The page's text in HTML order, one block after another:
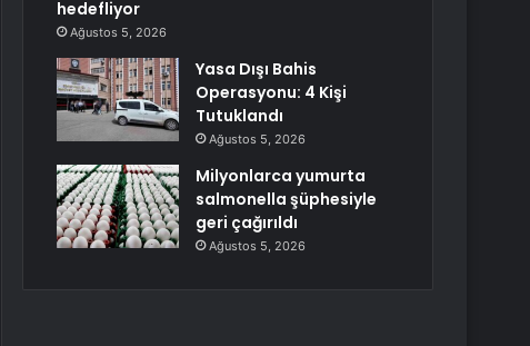
hedefliyor
Ağustos 5, 2026
Yasa Dışı Bahis
Operasyonu: 4 Kişi
Tutuklandı
Ağustos 5, 2026
Milyonlarca yumurta
salmonella şüphesiyle
geri çağırıldı
Ağustos 5, 2026